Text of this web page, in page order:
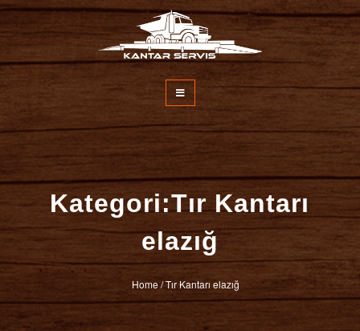
İçeriğe
Kantar Servisi
Kategori:Tır Kantarı
elazığ
Home/Tır Kantarı elazığ